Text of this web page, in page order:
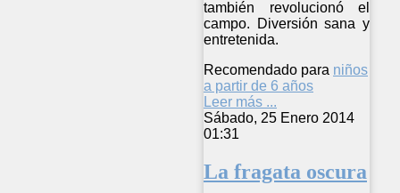
también revolucionó el
campo. Diversión sana y
entretenida.
Recomendado para niños
a partir de 6 años
Leer más ...
Sábado, 25 Enero 2014
01:31
La fragata oscura